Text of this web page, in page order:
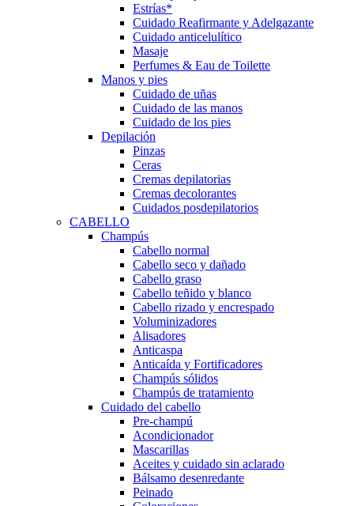
Estrías*
Cuidado Reafirmante y Adelgazante
Cuidado anticelulítico
Masaje
Perfumes & Eau de Toilette
Manos y pies
Cuidado de uñas
Cuidado de las manos
Cuidado de los pies
Depilación
Pinzas
Ceras
Cremas depilatorias
Cremas decolorantes
Cuidados posdepilatorios
CABELLO
Champús
Cabello normal
Cabello seco y dañado
Cabello graso
Cabello teñido y blanco
Cabello rizado y encrespado
Voluminizadores
Alisadores
Anticaspa
Anticaída y Fortificadores
Champús sólidos
Champús de tratamiento
Cuidado del cabello
Pre-champú
Acondicionador
Mascarillas
Aceites y cuidado sin aclarado
Bálsamo desenredante
Peinado